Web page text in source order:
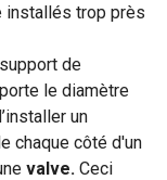
installés trop près
de
le diamètre
un
chaque côté d'un
valve. Ceci